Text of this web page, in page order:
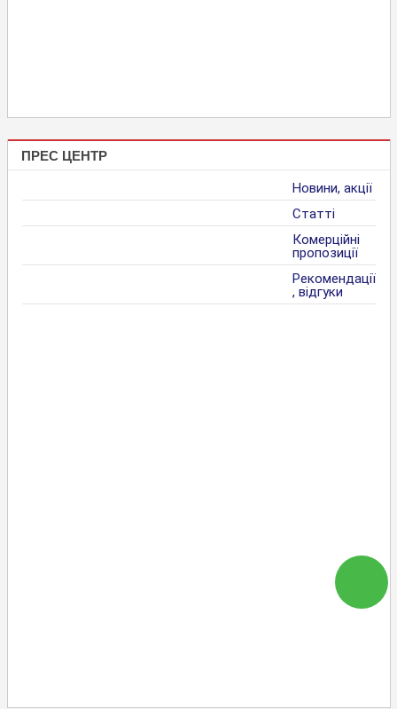
ПРЕС ЦЕНТР
Новини, акції
Статті
Комерційні
пропозиції
Рекомендації
, відгуки